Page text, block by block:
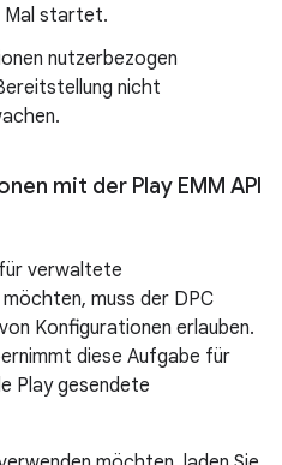
Mal startet.
nutzerbezogen
nicht
mit der Play EMM API
für verwaltete
muss der DPC
Konfigurationen erlauben.
diese Aufgabe für
Play gesendete